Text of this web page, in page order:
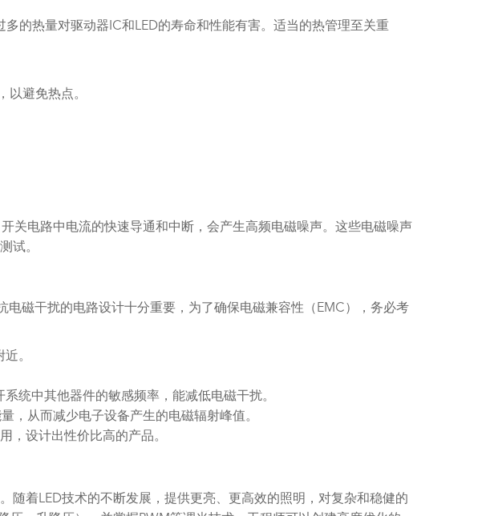
的热量对驱动器IC和LED的寿命和性能有害。适当的热管理至关重
以避免热点。
关电路中电流的快速导通和中断，会产生高频电磁噪声。这些电磁噪声
试。
磁干扰的电路设计十分重要，为了确保电磁兼容性（EMC），务必考
。
统中其他器件的敏感频率，能减低电磁干扰。
，从而减少电子设备产生的电磁辐射峰值。
，设计出性价比高的产品。
着LED技术的不断发展，提供更亮、更高效的照明，对复杂和稳健的